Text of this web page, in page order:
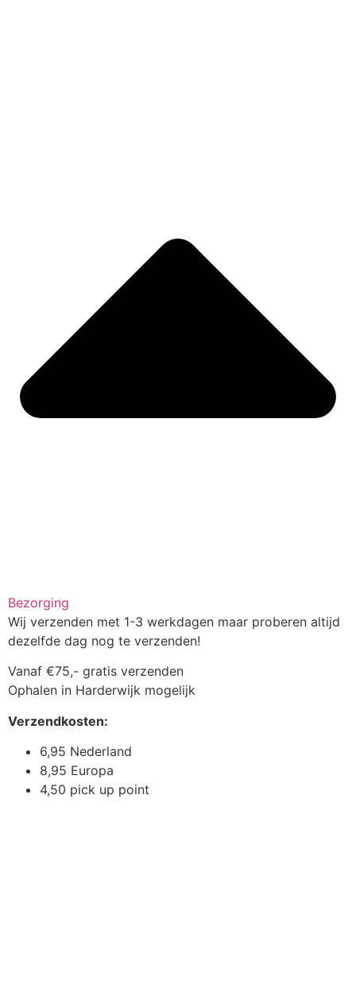
Bezorging
Wij verzenden met 1-3 werkdagen maar proberen altijd
dezelfde dag nog te verzenden!
Vanaf €75,- gratis verzenden
Ophalen in Harderwijk mogelijk
Verzendkosten:
6,95 Nederland
8,95 Europa
4,50 pick up point